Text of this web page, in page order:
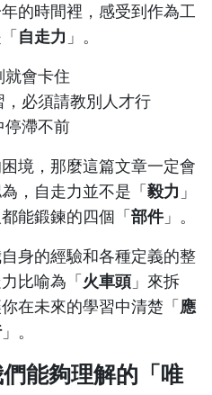
的時間裡，感受到作為工
自走力 」。
就會卡住
必須請教別人才行
停滯不前
境，那麼這篇文章一定會
，自走力並不是「毅力 」
能鍛鍊的四個「部件」。
身的經驗和各種定義的整
比喻為「火車頭」來拆
在未來的學習中清楚「應
」。
能夠理解的「唯